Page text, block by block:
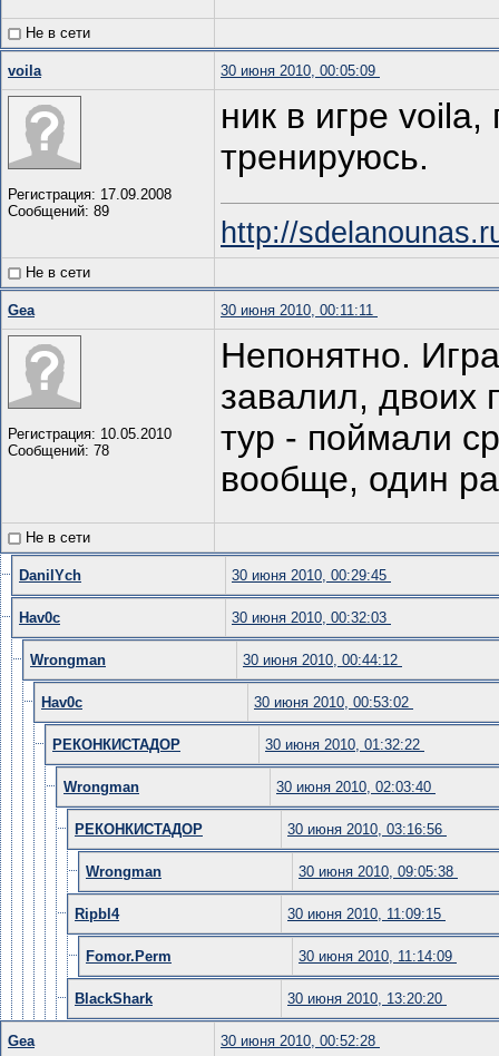
Не в сети
voila 30 июня 2010, 00:05:09
Регистрация: 17.09.2008
Сообщений: 89
ник в игре
тренируюсь.
http://
Не в сети
Gea 30 июня 2010, 00:11:11
Регистрация: 10.05.2010
Сообщений: 78
Непонятно.
завалил, двоих
тур - поймали
вообще, один
Не в сети
DanilYch 30 июня 2010, 00:29:45
Hav0c 30 июня 2010, 00:32:03
Wrongman 30 июня 2010, 00:44:12
Hav0c 30 июня 2010, 00:53:02
РЕКОНКИСТАДОР 30 июня 2010, 01:32:22
Wrongman 30 июня 2010, 02:03:40
РЕКОНКИСТАДОР 30 июня 2010, 03:16:56
Wrongman 30 июня 2010, 09:05:38
Ripbl4 30 июня 2010, 11:09:15
Fomor.Perm 30 июня 2010, 11:14:09
BlackShark 30 июня 2010, 13:20:20
Gea 30 июня 2010, 00:52:28